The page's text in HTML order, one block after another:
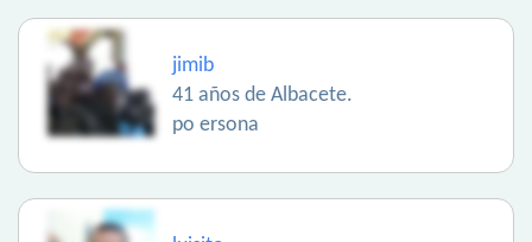
jimib
41 años de Albacete.
po ersona